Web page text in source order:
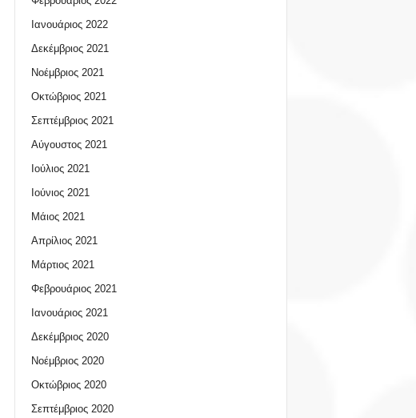
Ιανουάριος 2022
Δεκέμβριος 2021
Νοέμβριος 2021
Οκτώβριος 2021
Σεπτέμβριος 2021
Αύγουστος 2021
Ιούλιος 2021
Ιούνιος 2021
Μάιος 2021
Απρίλιος 2021
Μάρτιος 2021
Φεβρουάριος 2021
Ιανουάριος 2021
Δεκέμβριος 2020
Νοέμβριος 2020
Οκτώβριος 2020
Σεπτέμβριος 2020